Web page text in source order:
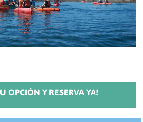
OPCIÓN Y RESERVA YA!